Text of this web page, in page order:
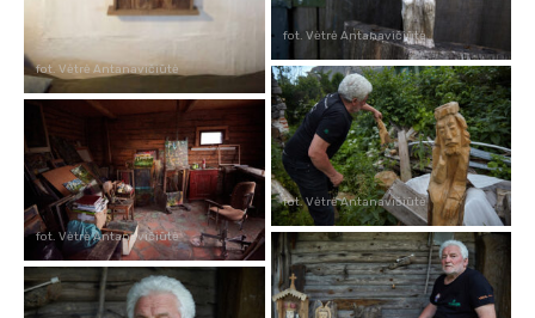
fot. Vėtrė Antanavičiūtė
fot. Vėtrė Antanavičiūtė
fot. Vėtrė Antanavičiūtė
fot. Vėtrė Antanavičiūtė